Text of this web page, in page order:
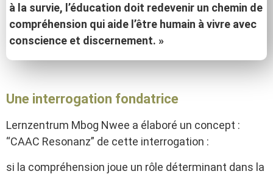
à la survie, l’éducation doit redevenir un chemin de
compréhension qui aide l’être humain à vivre avec
conscience et discernement. »
Une interrogation fondatrice
Lernzentrum Mbog Nwee a élaboré un concept :
“CAAC Resonanz” de cette interrogation :
si la compréhension joue un rôle déterminant dans la